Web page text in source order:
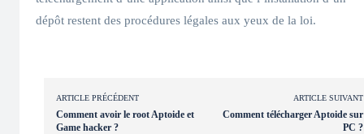
dépôt restent des procédures légales aux yeux de la loi.
ARTICLE PRÉCÉDENT
Comment avoir le root Aptoide et
Game hacker ?
ARTICLE SUIVANT
Comment télécharger Aptoide sur
PC ?